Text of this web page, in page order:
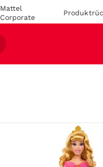
Mattel
Corporate